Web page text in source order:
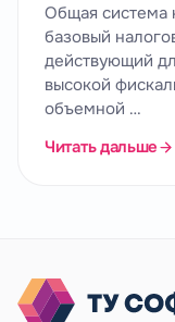
Общая
базовый
действующий
высокой
объемной …
Читать дальше